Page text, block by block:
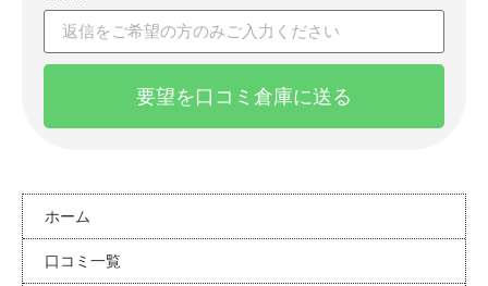
要望を口コミ倉庫に送る
ホーム
口コミ一覧